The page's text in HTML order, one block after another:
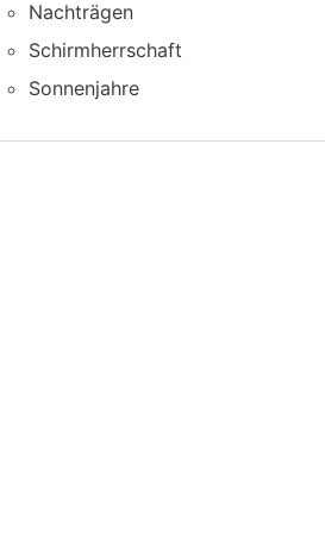
Nachträgen
Schirmherrschaft
Sonnenjahre